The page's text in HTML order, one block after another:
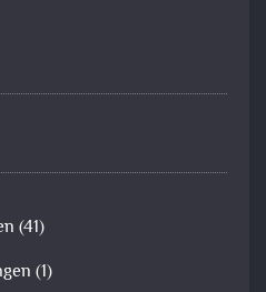
(41)
(1)